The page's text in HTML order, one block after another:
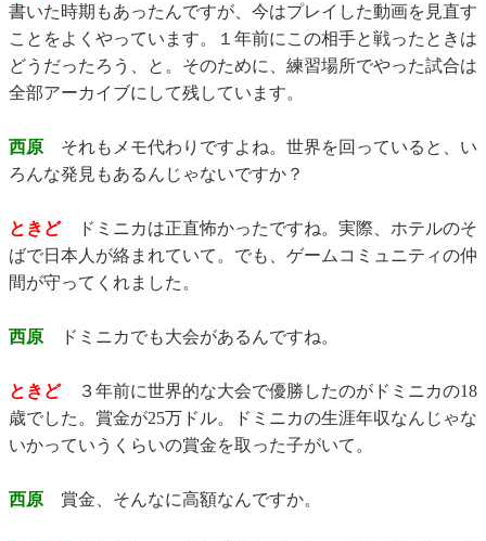
書いた時期もあったんですが、今はプレイした動画を見直す
ことをよくやっています。１年前にこの相手と戦ったときは
どうだったろう、と。そのために、練習場所でやった試合は
全部アーカイブにして残しています。
西原 それもメモ代わりですよね。世界を回っていると、い
ろんな発見もあるんじゃないですか？
ときどドミニカは正直怖かったですね。実際、ホテルのそ
ばで日本人が絡まれていて。でも、ゲームコミュニティの仲
間が守ってくれました。
西原 ドミニカでも大会があるんですね。
ときど３年前に世界的な大会で優勝したのがドミニカの18
歳でした。賞金が25万ドル。ドミニカの生涯年収なんじゃな
いかっていうくらいの賞金を取った子がいて。
西原 賞金、そんなに高額なんですか。